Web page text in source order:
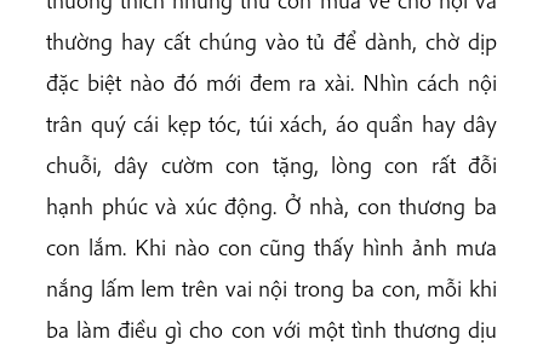
thường hay cất chúng vào tủ để dành, chờ dịp
đặc biệt nào đó mới đem ra xài. Nhìn cách nội
trân quý cái kẹp tóc, túi xách, áo quần hay dây
chuỗi, dây cườm con tặng, lòng con rất đỗi
hạnh phúc và xúc động. Ở nhà, con thương ba
con lắm. Khi nào con cũng thấy hình ảnh mưa
nắng lấm lem trên vai nội trong ba con, mỗi khi
ba làm điều gì cho con với một tình thương dịu